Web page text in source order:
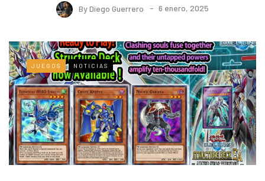
ByDiego Guerrero 6 enero, 2025
JUEGOS NOTICIAS